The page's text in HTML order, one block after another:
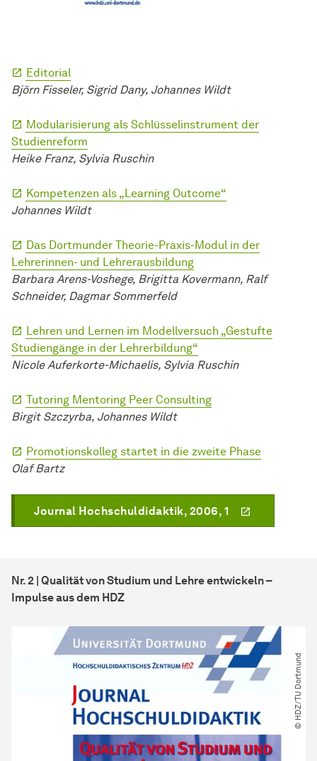
Editorial
Björn Fisseler, Sigrid Dany, Johannes Wildt
Modularisierung als Schlüsselinstrument der
Studienreform
Heike Franz, Sylvia Ruschin
Kompetenzen als „Learning Outcome“
Johannes Wildt
Das Dortmunder Theorie-Praxis-Modul in der
Lehrerinnen- und Lehrerausbildung
Barbara Arens-Voshege, Brigitta Kovermann, Ralf
Schneider, Dagmar Sommerfeld
Lehren und Lernen im Modellversuch „Gestufte
Studiengänge in der Lehrerbildung“
Nicole Auferkorte-Michaelis, Sylvia Ruschin
Tutoring Mentoring Peer Consulting
Birgit Szczyrba, Johannes Wildt
Promotionskolleg startet in die zweite Phase
Olaf Bartz
Journal Hochschuldidaktik, 2006, 1
Nr. 2 | Qualität von Studium und Lehre entwickeln –
Impulse aus dem HDZ
© HDZ​/​TU Dortmund